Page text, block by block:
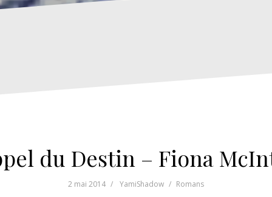
du Destin – Fiona
2 mai 2014 YamiShadow Romans